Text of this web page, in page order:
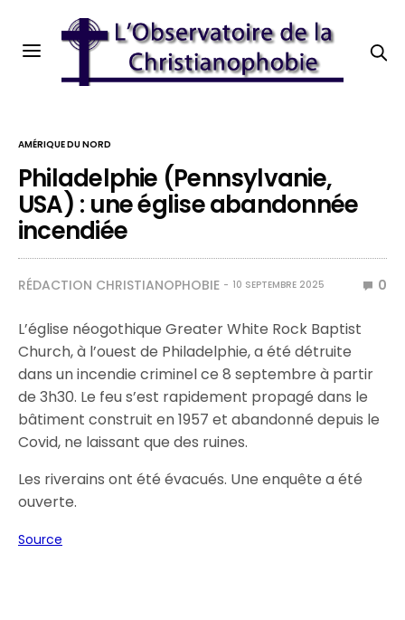
AMÉRIQUE DU NORD
Philadelphie (Pennsylvanie,
USA) : une église abandonnée
incendiée
RÉDACTION CHRISTIANOPHOBIE 10 SEPTEMBRE 2025 0
L’église néogothique Greater White Rock Baptist
Church, à l’ouest de Philadelphie, a été détruite
dans un incendie criminel ce 8 septembre à partir
de 3h30. Le feu s’est rapidement propagé dans le
bâtiment construit en 1957 et abandonné depuis le
Covid, ne laissant que des ruines.
Les riverains ont été évacués. Une enquête a été
ouverte.
Source